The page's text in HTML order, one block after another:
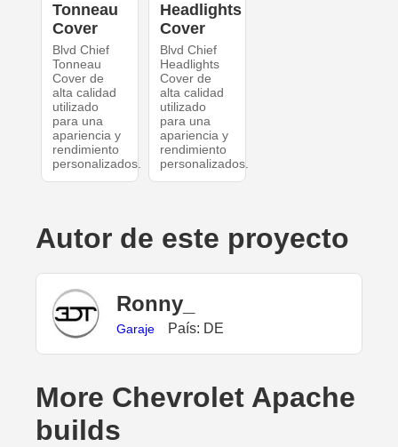
Tonneau
Cover
Blvd Chief
Tonneau
Cover de
alta calidad
utilizado
para una
apariencia y
rendimiento
personalizados.
Headlights
Cover
Blvd Chief
Headlights
Cover de
alta calidad
utilizado
para una
apariencia y
rendimiento
personalizados.
Autor de este proyecto
Ronny_
Garaje País: DE
More Chevrolet Apache
builds